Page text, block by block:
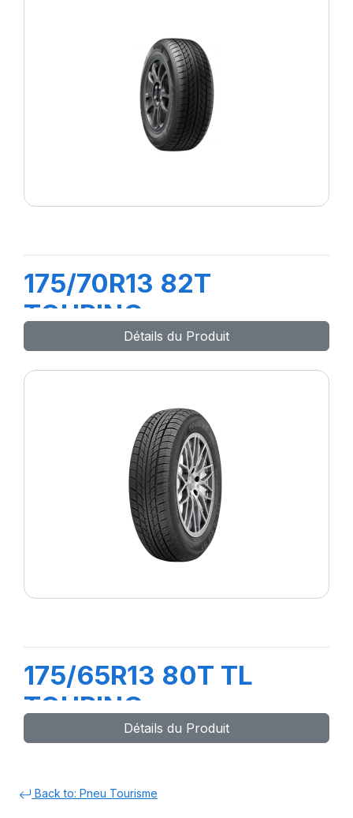
175/70R13 82T
TOURING
Détails du Produit
175/65R13 80T TL
TOURING
Détails du Produit
Back to: Pneu Tourisme